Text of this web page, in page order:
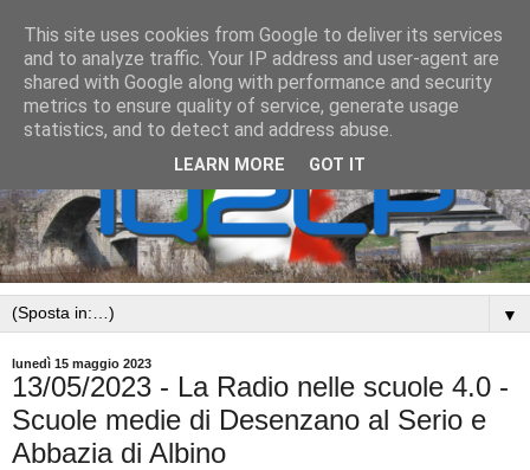
▼
lunedì 15 maggio 2023
13/05/2023 - La Radio nelle scuole 4.0 -
Scuole medie di Desenzano al Serio e
Abbazia di Albino
This site uses cookies from Google to deliver its services
and to analyze traffic. Your IP address and user-agent are
shared with Google along with performance and security
metrics to ensure quality of service, generate usage
statistics, and to detect and address abuse.
LEARN MORE GOT IT